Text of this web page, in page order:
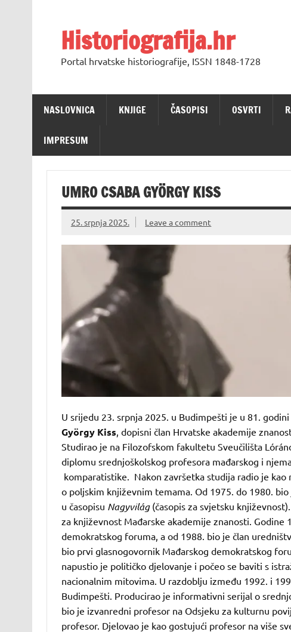
Historiografija.hr
Portal hrvatske historiografije, ISSN 1848-1728
NASLOVNICA KNJIGE ČASOPISI OSVRTI
IMPRESUM
UMRO CSABA GYÖRGY KISS
25. srpnja 2025. Leave a comment
U srijedu 23. srpnja 2025. u Budimpešti je u 81.
György Kiss , dopisni član Hrvatske akademije
Studirao je na Filozofskom fakultetu Sveučilišta
diplomu srednjoškolskog profesora mađarskog i
komparatistike. Nakon završetka studija radio je
o poljskim književnim temama. Od 1975. do 1980.
u časopisu Nagyvilág(časopis za svjetsku
za književnost Mađarske akademije znanosti. Godine
demokratskog foruma, a od 1988. bio je član
bio prvi glasnogovornik Mađarskog demokratskog
napustio je političko djelovanje i počeo se baviti s
nacionalnim mitovima. U razdoblju između 1992. i
Budimpešti. Producirao je informativni serijal o
bio je izvanredni profesor na Odsjeku za kulturnu
profesor. Djelovao je kao gostujući profesor na više